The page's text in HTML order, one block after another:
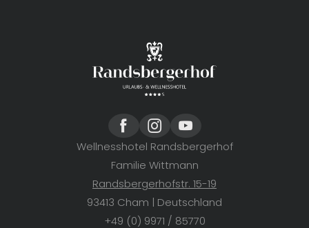
Wellnesshotel Randsbergerhof
Familie Wittmann
Randsbergerhofstr. 15-19
93413 Cham | Deutschland
+49 (0) 9971 / 85770